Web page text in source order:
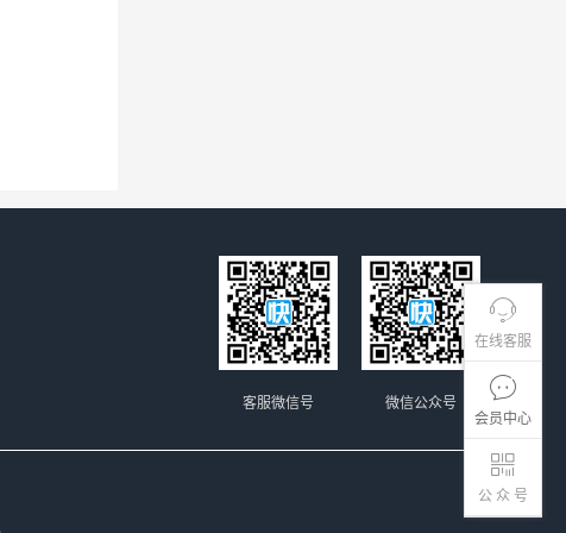
在线客服
会员中心
公 众 号
微信公众号
客服微信号